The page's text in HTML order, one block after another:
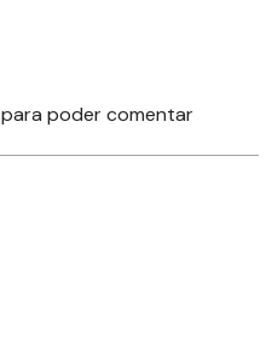
para poder comentar